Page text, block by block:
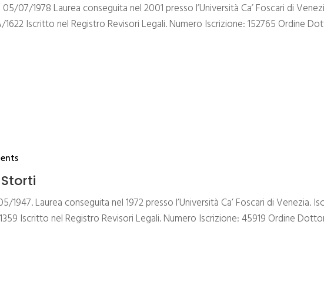
07/1978 Laurea conseguita nel 2001 presso l’Università Ca’ Foscari di
Iscritto nel Registro Revisori Legali. Numero Iscrizione: 152765 Ordine
1947. Laurea conseguita nel 1972 presso l’Università Ca’ Foscari di
Iscritto nel Registro Revisori Legali. Numero Iscrizione: 45919 Ordine